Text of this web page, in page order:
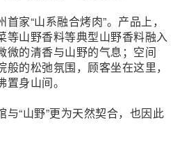
首家“山系融合烤肉”。产品上，
等山野香料等典型山野香料融入
微的清香与山野的气息；空间
的松弛氛围，顾客坐在这里，
身山间。
“山野”更为天然契合，也因此